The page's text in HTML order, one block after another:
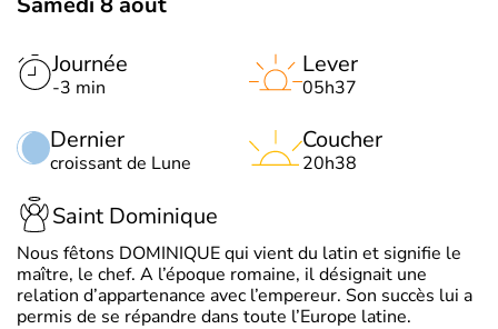
Journée
-3 min
Dernier
croissant de Lune
Lever
05h37
Coucher
20h38
Saint Dominique
Nous fêtons DOMINIQUE qui vient du latin et signifie le
maître, le chef. A l’époque romaine, il désignait une
relation d’appartenance avec l’empereur. Son succès lui a
permis de se répandre dans toute l’Europe latine.